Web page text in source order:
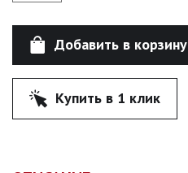
Добавить в корзину
Купить в 1 клик